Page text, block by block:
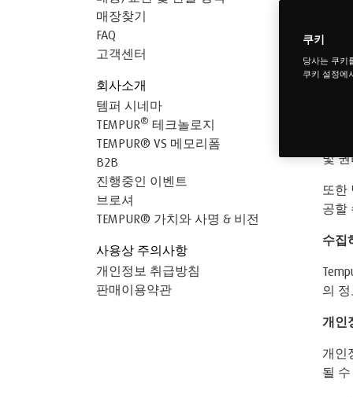
처
본
및
또한
공할
수집
의
개인
개인
될
매장찾기
FAQ
고객센터
회사소개
템퍼 시네마
TEMPUR® 테크놀로지
TEMPUR® VS 메모리폼
B2B
진행중인 이벤트
브로셔
TEMPUR® 가치와 사명 & 비전
사용상 주의사항
개인정보 취급방침
판매이용약관
쿠키
당사는 쿠키
쿠키 설정에